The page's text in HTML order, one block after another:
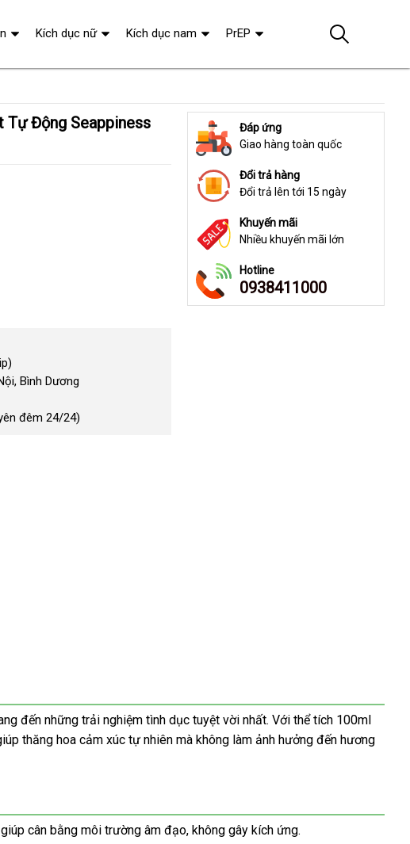
Bình Dương
đêm 24/24)
Đáp ứng
Giao hàng toàn quốc
Đổi trả hàng
Đổi trả lên tới 15 ngày
Khuyến mãi
Nhiều khuyến mãi lớn
Hotline
0938411000
đến những trải nghiệm tình dục tuyệt vời nhất. Với thể tích 100ml
thăng hoa cảm xúc tự nhiên mà không làm ảnh hưởng đến hương
cân bằng môi trường âm đạo, không gây kích ứng.
Kích dục nữ Kích dục nam PrEP